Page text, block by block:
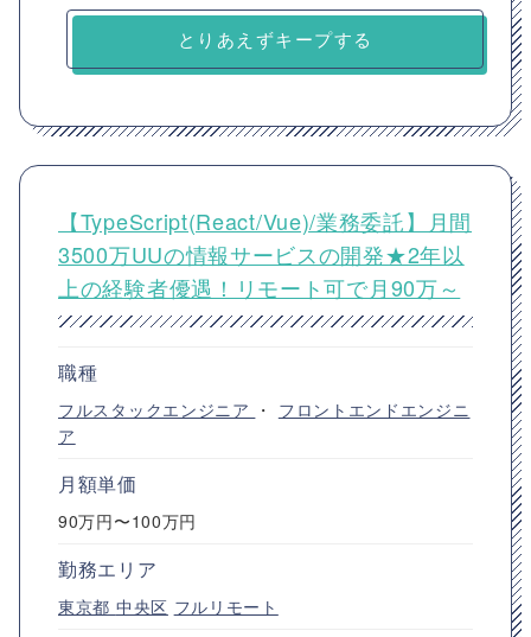
とりあえずキープする
【TypeScript(React/Vue)/業務委託】月間
3500万UUの情報サービスの開発★2年以
上の経験者優遇！リモート可で月90万～
職種
フルスタックエンジニア ・ フロントエンドエンジニ
ア
月額単価
90万円〜100万円
勤務エリア
東京都 中央区 フルリモート